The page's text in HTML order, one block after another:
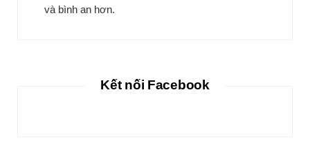
và bình an hơn.
Kết nối Facebook